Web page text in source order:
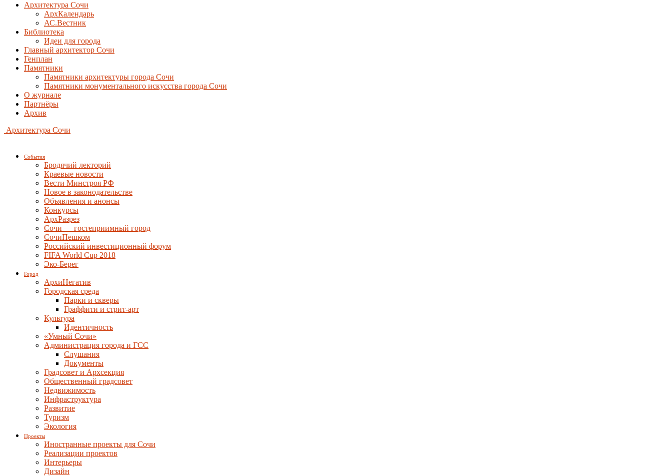
Архитектура Сочи
АрхКалендарь
АС.Вестник
Библиотека
Идеи для города
Главный архитектор Сочи
Генплан
Памятники
Памятники архитектуры города Сочи
Памятники монументального искусства города Сочи
О журнале
Партнёры
Архив
Архитектура Сочи
События
Бродячий лекторий
Краевые новости
Вести Минстроя РФ
Новое в законодательстве
Объявления и анонсы
Конкурсы
АрхРазрез
Сочи — гостеприимный город
СочиПешком
Российский инвестиционный форум
FIFA World Cup 2018
Эко-Берег
Город
АрхиНегатив
Городская среда
Парки и скверы
Граффити и стрит-арт
Культура
Идентичность
«Умный Сочи»
Администрация города и ГСС
Слушания
Документы
Градсовет и Архсекция
Общественный градсовет
Недвижимость
Инфраструктура
Развитие
Туризм
Экология
Проекты
Иностранные проекты для Сочи
Реализации проектов
Интерьеры
Дизайн